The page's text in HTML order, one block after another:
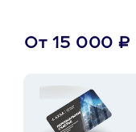
От 15 000 ₽